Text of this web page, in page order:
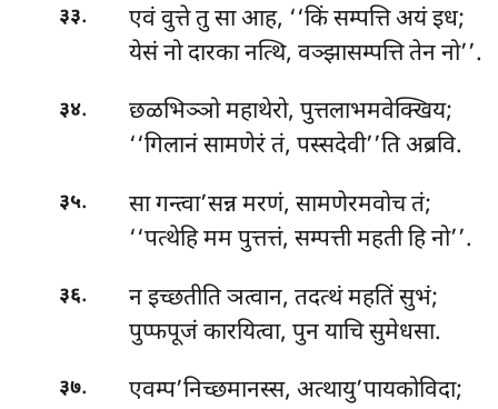
३३.
एवं वुत्ते तु सा आह, ‘‘किं सम्पत्ति अयं इध;
येसं नो दारका नत्थि, वञ्झासम्पत्ति तेन नो’’.
३४.
छळभिञ्ञो महाथेरो, पुत्तलाभमवेक्खिय;
‘‘गिलानं सामणेरं तं, पस्सदेवी’’ति अब्रवि.
३५.
सा गन्त्वा’सन्न मरणं, सामणेरमवोच तं;
‘‘पत्थेहि मम पुत्तत्तं, सम्पत्ती महती हि नो’’.
३६. नइच्छतीति ञत्वान, तदत्थं महतिं सुभं;
पुप्फपूजं कारयित्वा, पुन याचि सुमेधसा.
३७.
एवम्प’निच्छमानस्स, अत्थायु’पायकोविदा;